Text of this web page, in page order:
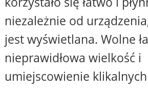
niezależnie od
jest wyświetlana. Wolne
nieprawidłowa wielkość i
umiejscowienie